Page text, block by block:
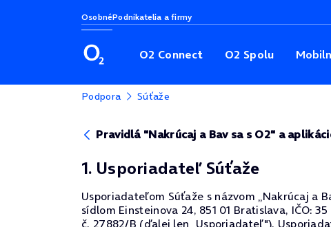
OsobnéPodnikatelia a firmy
O2 Connect O2 Spolu
Podpora Súťaže
Pravidlá "Nakrúcaj a Bav sa s O2" a
1. Usporiadateľ Súťaže
Usporiadateľom Súťaže s názvom „Nakrúcaj a
sídlom Einsteinova 24, 851 01 Bratislava, IČO:
č. 27882/B (ďalej len „Usporiadateľ").